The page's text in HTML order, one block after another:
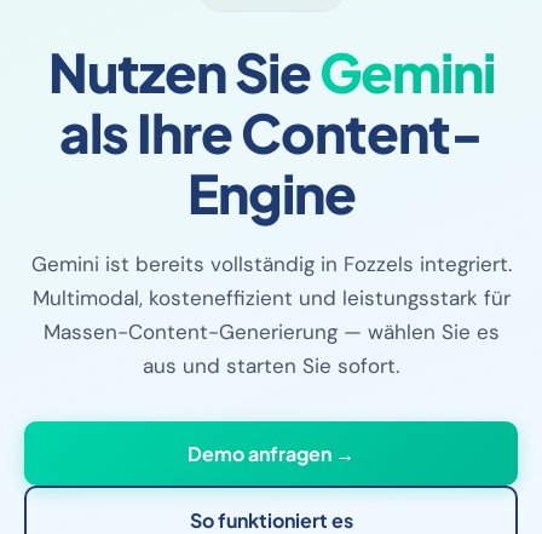
Nutzen SieGemini
als Ihre Content-
Engine
Gemini ist bereits vollständig in Fozzels integriert.
Multimodal, kosteneffizient und leistungsstark für
Massen-Content-Generierung — wählen Sie es
aus und starten Sie sofort.
Demo anfragen →
So funktioniert es